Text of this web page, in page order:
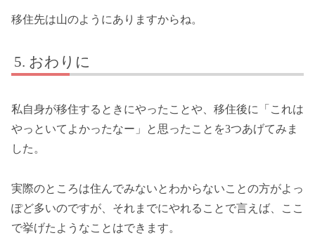
移住先は山のようにありますからね。
おわりに
私自身が移住するときにやったことや、移住後に「これは
やっといてよかったなー」と思ったことを3つあげてみま
した。
実際のところは住んでみないとわからないことの方がよっ
ぽど多いのですが、それまでにやれることで言えば、ここ
で挙げたようなことはできます。